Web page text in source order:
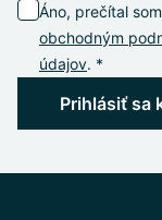
Áno, prečítal
obchodným
údajov. *
Prihlásiť sa